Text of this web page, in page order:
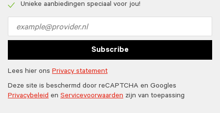
icon
Unieke aanbiedingen speciaal voor jou!
address
Subscribe
Lees hier ons Privacy statement
Deze site is beschermd door reCAPTCHA en Googles
Privacybeleid en Servicevoorwaarden zijn van toepassing